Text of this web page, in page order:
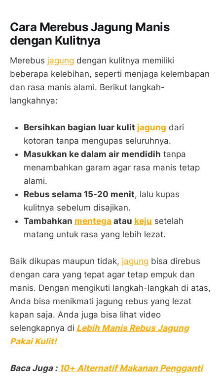
Cara Merebus Jagung Manis
dengan Kulitnya
Merebus jagung dengan kulitnya memiliki
beberapa kelebihan, seperti menjaga kelembapan
dan rasa manis alami. Berikut langkah-
langkahnya:
Bersihkan bagian luar kulit jagung dari
kotoran tanpa mengupas seluruhnya.
Masukkan ke dalam air mendidih tanpa
menambahkan garam agar rasa manis tetap
alami.
Rebus selama 15-20 menit, lalu kupas
kulitnya sebelum disajikan.
Tambahkan mentega atau keju setelah
matang untuk rasa yang lebih lezat.
Baik dikupas maupun tidak, jagung bisa direbus
dengan cara yang tepat agar tetap empuk dan
manis. Dengan mengikuti langkah-langkah di atas,
Anda bisa menikmati jagung rebus yang lezat
kapan saja. Anda juga bisa lihat video
selengkapnya di Lebih Manis Rebus Jagung
Pakai Kulit!
Baca Juga : 10+ Alternatif Makanan Pengganti